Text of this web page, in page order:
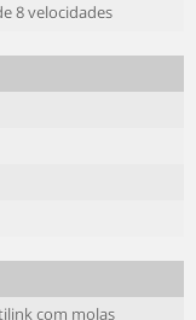
8 velocidades
com molas